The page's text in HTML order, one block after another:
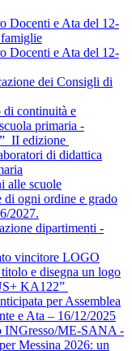
Docenti e Ata del 12-
Docenti e Ata del 12-
dei Consigli di
di continuità e
primaria -
II edizione
di didattica
alle scuole
di ogni ordine e grado
2027.
dipartimenti -
vincitore LOGO
e disegna un logo
KA122”
per Assemblea
e Ata – 16/12/2025
INGresso/ME-SANA -
Messina 2026: un